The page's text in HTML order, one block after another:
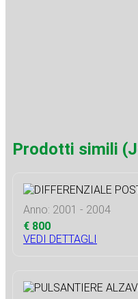
Prodotti simili
Anno: 2001 - 2004
€ 800
VEDI DETTAGLI